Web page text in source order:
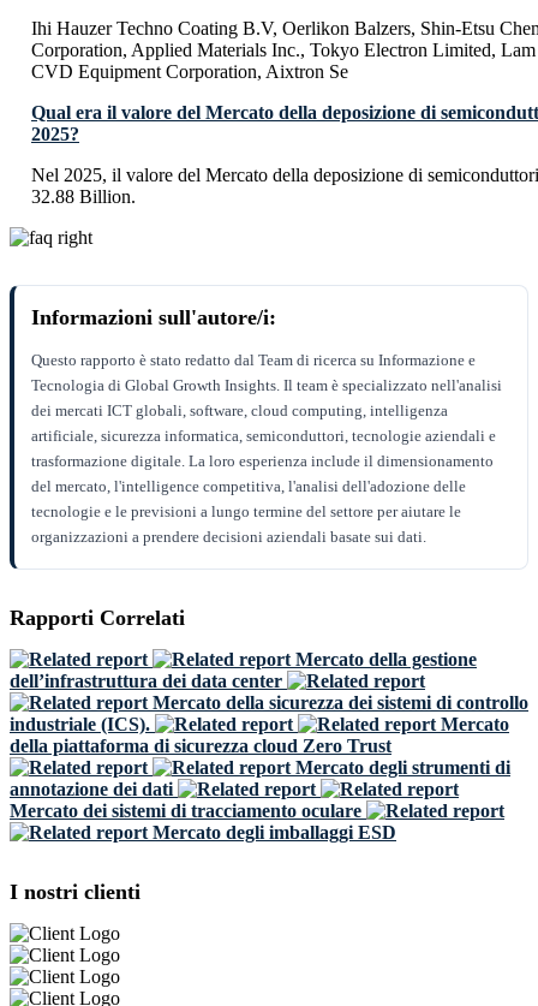
Ihi Hauzer Techno Coating B.V, Oerlikon Balzers, Shin-Etsu
Corporation, Applied Materials Inc., Tokyo Electron Limited, Lam
CVD Equipment Corporation, Aixtron Se
Qual era il valore del Mercato della deposizione di
2025?
Nel 2025, il valore del Mercato della deposizione di
32.88 Billion.
Informazioni sull'autore/i:
Questo rapporto è stato redatto dal Team di ricerca su Informazione e
Tecnologia di Global Growth Insights. Il team è specializzato nell'analisi
dei mercati ICT globali, software, cloud computing, intelligenza
artificiale, sicurezza informatica, semiconduttori, tecnologie aziendali e
trasformazione digitale. La loro esperienza include il dimensionamento
del mercato, l'intelligence competitiva, l'analisi dell'adozione delle
tecnologie e le previsioni a lungo termine del settore per aiutare le
organizzazioni a prendere decisioni aziendali basate sui dati.
Rapporti Correlati
Mercato della gestione
dell’infrastruttura dei data center
Mercato della sicurezza dei sistemi di controllo
industriale (ICS).
Mercato
della piattaforma di sicurezza cloud Zero Trust
Mercato degli strumenti di
annotazione dei dati
Mercato dei sistemi di tracciamento oculare
Mercato degli imballaggi ESD
I nostri clienti